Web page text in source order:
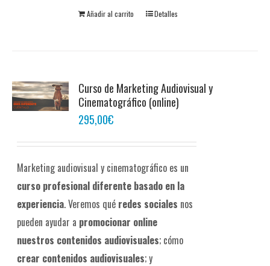
Añadir al carrito Detalles
Curso de Marketing Audiovisual y
Cinematográfico (online)
295,00€
Marketing audiovisual y cinematográfico es un
curso profesional diferente basado en la
experiencia. Veremos qué redes sociales nos
pueden ayudar a promocionar online
nuestros contenidos audiovisuales; cómo
crear contenidos audiovisuales; y